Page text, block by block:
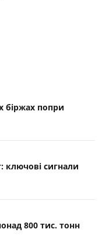
біржах попри
ключові cигнали
800 тис. тонн